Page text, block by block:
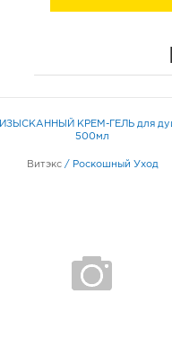
ИЗЫСКАННЫЙ КРЕМ-ГЕЛЬ для
500мл
Витэкс / Роскошный Уход